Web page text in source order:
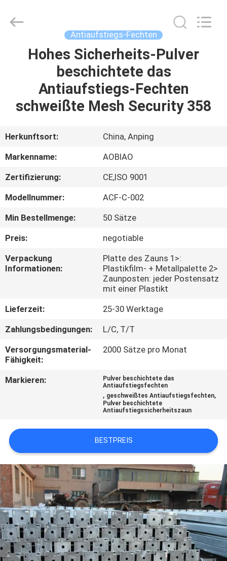
HAUS
PRODUKTE
UNS
AUSFLUG
QUALITÄTSKONTROLLE
TRETEN
SIE
UNS
VERBINDUNG
FORDERN
SIE
NACHRICHTEN
Fournisseur.
Antiaufstiegs-Fechten
Hohes Sicherheits-Pulver
beschichtete das
Antiaufstiegs-Fechten
schweißte Mesh Security 358
Herkunftsort:
China, Anping
Markenname:
AOBIAO
Zertifizierung:
CE,ISO 9001
Modellnummer:
ACF-C-002
Min Bestellmenge:
50 Sätze
Preis:
negotiable
Verpackung
Informationen:
Platte des Zauns 1>:
Plastikfilm- + Metallpalette 2>
Zaunposten: jeder Postensatz
mit einer Plastikt
Lieferzeit:
25-30 Werktage
Zahlungsbedingungen:
L/C, T/T
Versorgungsmaterial-
Fähigkeit:
2000 Sätze pro Monat
Markieren:
Pulver beschichtete das
Antiaufstiegsfechten
, geschweißtes Antiaufstiegsfechten,
Pulver beschichtete
Antiaufstiegssicherheitszaun
BESTPREIS